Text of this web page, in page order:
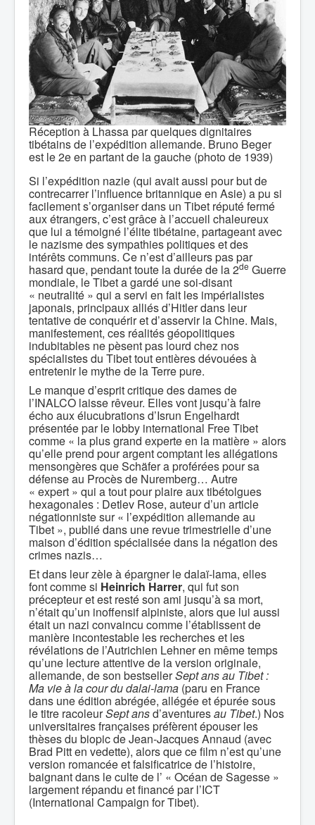
Réception à Lhassa par quelques dignitaires
tibétains de l’expédition allemande. Bruno Beger
est le 2e en partant de la gauche (photo de 1939)
Si l’expédition nazie (qui avait aussi pour but de
contrecarrer l’influence britannique en Asie) a pu si
facilement s’organiser dans un Tibet réputé fermé
aux étrangers, c’est grâce à l’accueil chaleureux
que lui a témoigné l’élite tibétaine, partageant avec
le nazisme des sympathies politiques et des
intérêts communs. Ce n’est d’ailleurs pas par
hasard que, pendant toute la durée de la 2de Guerre
mondiale, le Tibet a gardé une soi-disant
« neutralité » qui a servi en fait les impérialistes
japonais, principaux alliés d’Hitler dans leur
tentative de conquérir et d’asservir la Chine. Mais,
manifestement, ces réalités géopolitiques
indubitables ne pèsent pas lourd chez nos
spécialistes du Tibet tout entières dévouées à
entretenir le mythe de la Terre pure.
Le manque d’esprit critique des dames de
l’INALCO laisse rêveur. Elles vont jusqu’à faire
écho aux élucubrations d’Isrun Engelhardt
présentée par le lobby international Free Tibet
comme « la plus grand experte en la matière » alors
qu’elle prend pour argent comptant les allégations
mensongères que Schäfer a proférées pour sa
défense au Procès de Nuremberg… Autre
« expert » qui a tout pour plaire aux tibétolgues
hexagonales : Detlev Rose, auteur d’un article
négationniste sur « l’expédition allemande au
Tibet », publié dans une revue trimestrielle d’une
maison d’édition spécialisée dans la négation des
crimes nazis…
Et dans leur zèle à épargner le dalaï-lama, elles
font comme si Heinrich Harrer, qui fut son
précepteur et est resté son ami jusqu’à sa mort,
n’était qu’un inoffensif alpiniste, alors que lui aussi
était un nazi convaincu comme l’établissent de
manière incontestable les recherches et les
révélations de l’Autrichien Lehner en même temps
qu’une lecture attentive de la version originale,
allemande, de son bestsellerSept ans au Tibet:
Ma vie à la cour du dalai-lama (paru en France
dans une édition abrégée, allégée et épurée sous
le titre racoleurSept ansd’aventuresau Tibet.) Nos
universitaires françaises préfèrent épouser les
thèses du biopic de Jean-Jacques Annaud (avec
Brad Pitt en vedette), alors que ce film n’est qu’une
version romancée et falsificatrice de l’histoire,
baignant dans le culte de l’ « Océan de Sagesse »
largement répandu et financé par l’ICT
(International Campaign for Tibet).